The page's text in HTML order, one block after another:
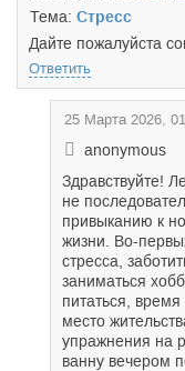
Тема: Стресс
Дайте пожалуйста
Ответить
25 Марта 2026,
anonymous
Здравствуйте!
не
привыканию к
жизни. Во-
стресса,
заниматься
питаться,
место
упражнения на
ванну вечером